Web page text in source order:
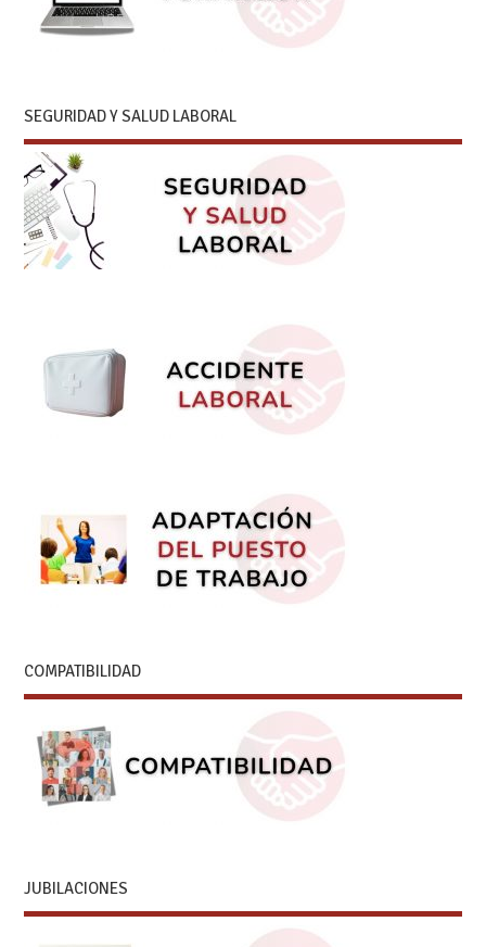
SEGURIDAD Y SALUD LABORAL
COMPATIBILIDAD
JUBILACIONES